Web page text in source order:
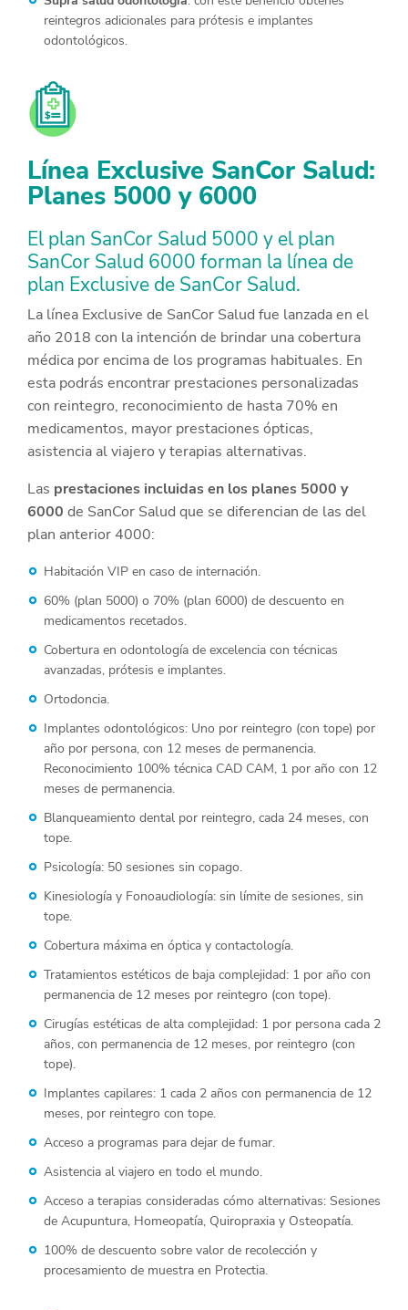
reintegros adicionales para prótesis e implantes
odontológicos.
Línea Exclusive SanCor Salud:
Planes 5000 y 6000
El plan SanCor Salud 5000 y el plan
SanCor Salud 6000 forman la línea de
plan Exclusive de SanCor Salud.
La línea Exclusive de SanCor Salud fue lanzada en el
año 2018 con la intención de brindar una cobertura
médica por encima de los programas habituales. En
esta podrás encontrar prestaciones personalizadas
con reintegro, reconocimiento de hasta 70% en
medicamentos, mayor prestaciones ópticas,
asistencia al viajero y terapias alternativas.
Las prestaciones incluidas en los planes 5000 y
6000 de SanCor Salud que se diferencian de las del
plan anterior 4000:
Habitación VIP en caso de internación.
60% (plan 5000) o 70% (plan 6000) de descuento en
medicamentos recetados.
Cobertura en odontología de excelencia con técnicas
avanzadas, prótesis e implantes.
Ortodoncia.
Implantes odontológicos: Uno por reintegro (con tope) por
año por persona, con 12 meses de permanencia.
Reconocimiento 100% técnica CAD CAM, 1 por año con 12
meses de permanencia.
Blanqueamiento dental por reintegro, cada 24 meses, con
tope.
Psicología: 50 sesiones sin copago.
Kinesiología y Fonoaudiología: sin límite de sesiones, sin
tope.
Cobertura máxima en óptica y contactología.
Tratamientos estéticos de baja complejidad: 1 por año con
permanencia de 12 meses por reintegro (con tope).
Cirugías estéticas de alta complejidad: 1 por persona cada 2
años, con permanencia de 12 meses, por reintegro (con
tope).
Implantes capilares: 1 cada 2 años con permanencia de 12
meses, por reintegro con tope.
Acceso a programas para dejar de fumar.
Asistencia al viajero en todo el mundo.
Acceso a terapias consideradas cómo alternativas: Sesiones
de Acupuntura, Homeopatía, Quiropraxia y Osteopatía.
100% de descuento sobre valor de recolección y
procesamiento de muestra en Protectia.